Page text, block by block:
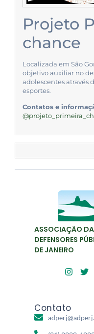
Projeto
chance
Localizada em São
objetivo auxiliar no
adolescentes através
esportes.
Contatos e
ASSOCIAÇÃO
DEFENSORES
DE JANEIRO
Contato